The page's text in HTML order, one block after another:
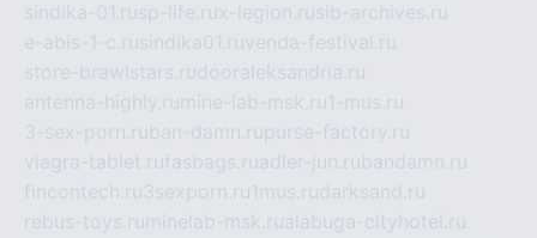
sindika-01.rusp-life.rux-legion.rusib-archives.ru
e-abis-1-c.rusindika01.ruvenda-festival.ru
store-brawlstars.rudooraleksandria.ru
antenna-highly.ru mine-lab-msk.ru1-mus.ru
3-sex-porn.ruban-damn.rupurse-factory.ru
viagra-tablet.rufasbags.ruadler-jun.rubandamn.ru
fincontech.ru3sexporn.ru1mus.rudarksand.ru
rebus-toys.ru minelab-msk.rualabuga-cityhotel.ru